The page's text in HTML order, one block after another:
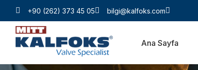
+90 (262) 373 45 05 bilgi@kalfoks.com
Ana Sayfa